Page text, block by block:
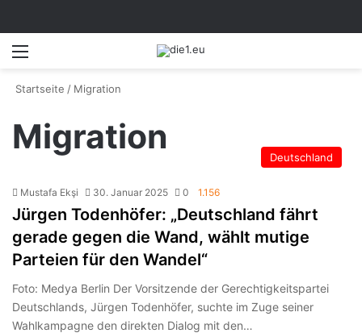
Startseite / Migration
Migration
Deutschland
Mustafa Ekşi 30. Januar 2025 0 1.156
Jürgen Todenhöfer: „Deutschland fährt
gerade gegen die Wand, wählt mutige
Parteien für den Wandel“
Foto: Medya Berlin Der Vorsitzende der Gerechtigkeitspartei
Deutschlands, Jürgen Todenhöfer, suchte im Zuge seiner
Wahlkampagne den direkten Dialog mit den…